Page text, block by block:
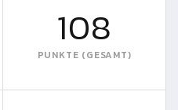
108
PUNKTE (GESAMT)